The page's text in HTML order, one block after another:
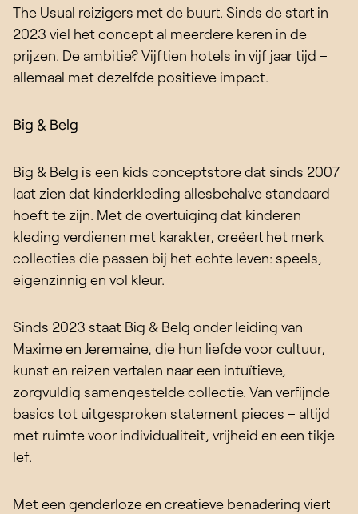
The Usual reizigers met de buurt. Sinds de start in
2023 viel het concept al meerdere keren in de
prijzen. De ambitie? Vijftien hotels in vijf jaar tijd –
allemaal met dezelfde positieve impact.
Big & Belg
Big & Belg is een kids conceptstore dat sinds 2007
laat zien dat kinderkleding allesbehalve standaard
hoeft te zijn. Met de overtuiging dat kinderen
kleding verdienen met karakter, creëert het merk
collecties die passen bij het echte leven: speels,
eigenzinnig en vol kleur.
Sinds 2023 staat Big & Belg onder leiding van
Maxime en Jeremaine, die hun liefde voor cultuur,
kunst en reizen vertalen naar een intuïtieve,
zorgvuldig samengestelde collectie. Van verfijnde
basics tot uitgesproken statement pieces – altijd
met ruimte voor individualiteit, vrijheid en een tikje
lef.
Met een genderloze en creatieve benadering viert